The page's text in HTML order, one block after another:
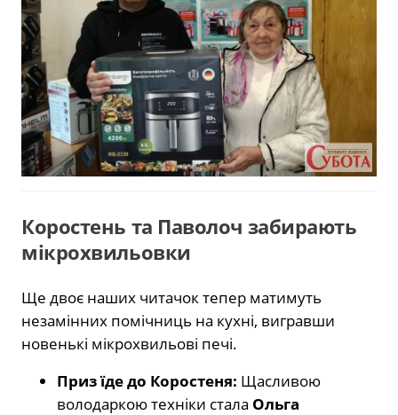
Коростень та Паволоч забирають
мікрохвильовки
Ще двоє наших читачок тепер матимуть
незамінних помічниць на кухні, вигравши
новенькі мікрохвильові печі.
Приз їде до Коростеня: Щасливою
володаркою техніки стала Ольга